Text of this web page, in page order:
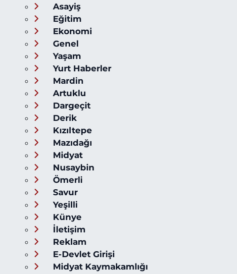
Asayiş
Eğitim
Ekonomi
Genel
Yaşam
Yurt Haberler
Mardin
Artuklu
Dargeçit
Derik
Kızıltepe
Mazıdağı
Midyat
Nusaybin
Ömerli
Savur
Yeşilli
Künye
İletişim
Reklam
E-Devlet Girişi
Midyat Kaymakamlığı